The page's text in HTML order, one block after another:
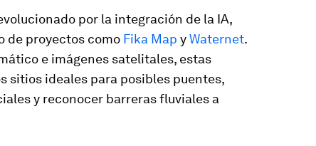
por la integración de la IA,
de proyectos como Fika Map yWaternet.
e imágenes satelitales, estas
sitios ideales para posibles puentes,
y reconocer barreras fluviales a